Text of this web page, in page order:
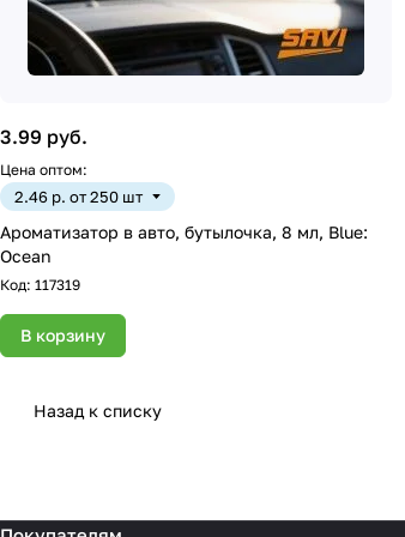
3.99 руб.
Цена оптом:
2.46 р. от 250 шт
Ароматизатор в авто, бутылочка, 8 мл, Blue:
Ocean
Код: 117319
В корзину
Назад к списку